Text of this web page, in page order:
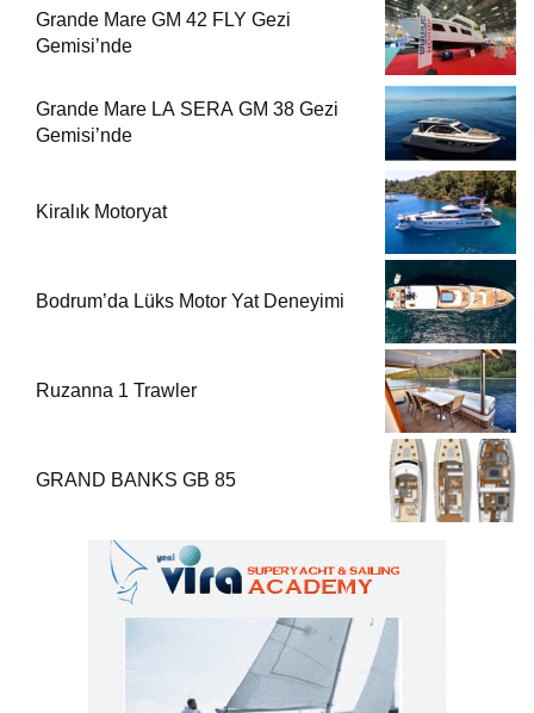
Grande Mare GM 42 FLY Gezi
Gemisi’nde
Grande Mare LA SERA GM 38 Gezi
Gemisi’nde
Kiralık Motoryat
Bodrum’da Lüks Motor Yat Deneyimi
Ruzanna 1 Trawler
GRAND BANKS GB 85